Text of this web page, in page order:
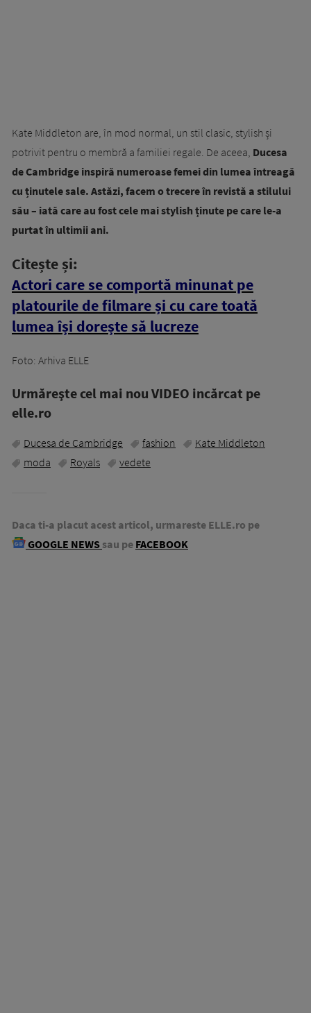
Kate Middleton are, în mod normal, un stil clasic, stylish și
potrivit pentru o membră a familiei regale. De aceea, Ducesa
de Cambridge inspiră numeroase femei din lumea întreagă
cu ținutele sale. Astăzi, facem o trecere în revistă a stilului
său – iată care au fost cele mai stylish ținute pe care le-a
purtat în ultimii ani.
Citește și:
Actori care se comportă minunat pe
platourile de filmare și cu care toată
lumea își dorește să lucreze
Foto: Arhiva ELLE
Urmăreşte cel mai nou VIDEO incărcat pe
elle.ro
Ducesa de Cambridge fashion
Kate Middleton
moda
Royals vedete
Daca ti-a placut acest articol, urmareste ELLE.ro pe
GOOGLE NEWS sau pe FACEBOOK